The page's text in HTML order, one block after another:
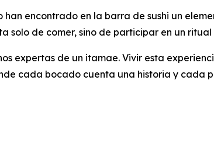
encontrado en la barra de sushi un
solo de comer, sino de participar en un
expertas de un itamae. Vivir esta
cada bocado cuenta una historia y cada